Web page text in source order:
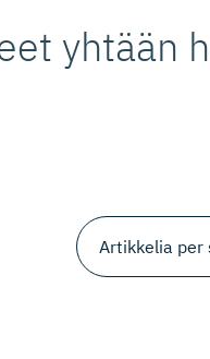
yhtään